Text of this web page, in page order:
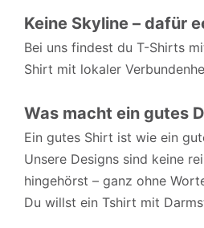
Keine Skyline – dafür
Bei uns findest du T-Shirts
Shirt mit lokaler
Was macht ein gutes
Ein gutes Shirt ist wie ein
Unsere Designs sind keine
hingehörst – ganz ohne
Du willst ein Tshirt mit